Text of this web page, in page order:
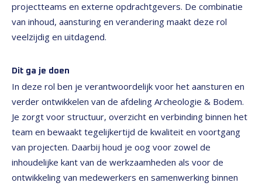
projectteams en externe opdrachtgevers. De combinatie
van inhoud, aansturing en verandering maakt deze rol
veelzijdig en uitdagend.
Dit ga je doen
In deze rol ben je verantwoordelijk voor het aansturen en
verder ontwikkelen van de afdeling Archeologie & Bodem.
Je zorgt voor structuur, overzicht en verbinding binnen het
team en bewaakt tegelijkertijd de kwaliteit en voortgang
van projecten. Daarbij houd je oog voor zowel de
inhoudelijke kant van de werkzaamheden als voor de
ontwikkeling van medewerkers en samenwerking binnen